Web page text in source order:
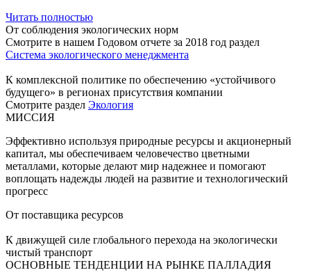
Читать полностью
От соблюдения экологических норм
Смотрите в нашем Годовом отчете за 2018 год раздел
Система экологического менеджмента
К комплексной политике по обеспечению «устойчивого
будущего» в регионах присутствия компании
Смотрите раздел Экология
МИССИЯ
Эффективно используя природные ресурсы и акционерный
капитал, мы обеспечиваем человечество цветными
металлами, которые делают мир надежнее и помогают
воплощать надежды людей на развитие и технологический
прогресс
От поставщика ресурсов
К движущей силе глобального перехода на экологически
чистый транспорт
ОСНОВНЫЕ ТЕНДЕНЦИИ НА РЫНКЕ ПАЛЛАДИЯ